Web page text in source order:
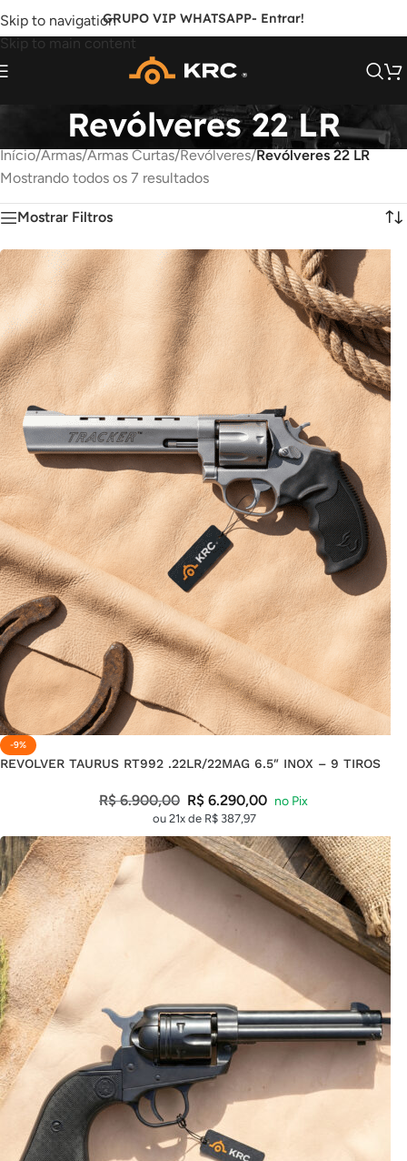
Skip to navigation
Skip to main content
GRUPO VIP WHATSAPP- Entrar!
Revólveres 22 LR
Início/Armas/Armas Curtas/Revólveres/Revólveres 22 LR
Mostrando todos os 7 resultados
Mostrar Filtros
-9%
REVOLVER TAURUS RT992 .22LR/22MAG 6.5″ INOX – 9 TIROS
R$6.900,00 R$ 6.290,00
ou 21x de R$387,97